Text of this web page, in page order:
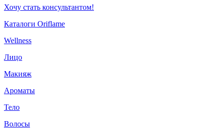
Хочу стать консультантом!
Каталоги Oriflame
Wellness
Лицо
Макияж
Ароматы
Тело
Волосы